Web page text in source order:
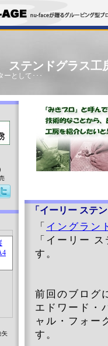
ステンドグラス工
として･･･
「イーリー ステ
「 イングラン
「イーリー
す。
前回のブログ
エドワード・
ャル・フォー
す。
矢